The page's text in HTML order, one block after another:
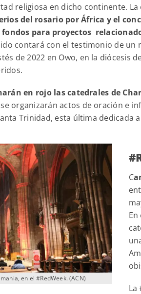
religiosa en dicho continente.
del rosario por África y el
para proyectos
contará con el testimonio de
de 2022 en Owo, en la diócesis
en rojo las catedrales de
se organizarán actos de oración e
Trinidad, esta última dedicada
en el #RedWeek. (ACN)
C
La